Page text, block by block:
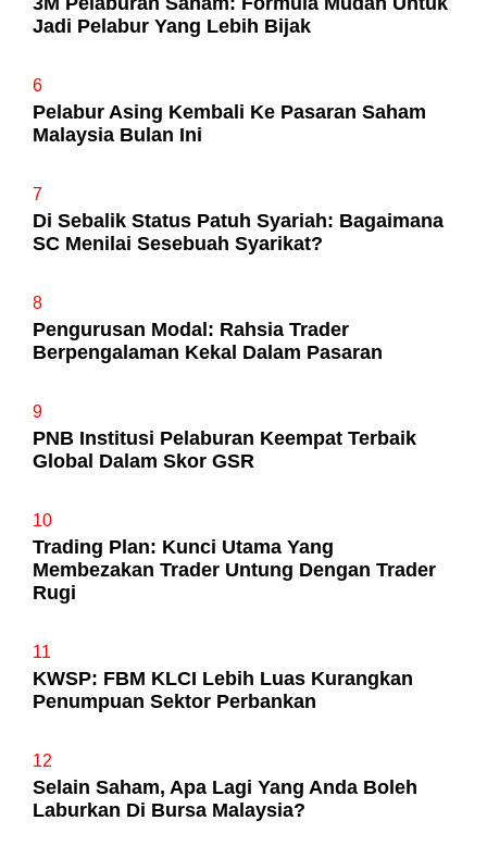
Jadi Pelabur Yang Lebih Bijak
6
Pelabur Asing Kembali Ke Pasaran Saham
Malaysia Bulan Ini
7
Di Sebalik Status Patuh Syariah: Bagaimana
SC Menilai Sesebuah Syarikat?
8
Pengurusan Modal: Rahsia Trader
Berpengalaman Kekal Dalam Pasaran
9
PNB Institusi Pelaburan Keempat Terbaik
Global Dalam Skor GSR
10
Trading Plan: Kunci Utama Yang
Membezakan Trader Untung Dengan Trader
Rugi
11
KWSP: FBM KLCI Lebih Luas Kurangkan
Penumpuan Sektor Perbankan
12
Selain Saham, Apa Lagi Yang Anda Boleh
Laburkan Di Bursa Malaysia?